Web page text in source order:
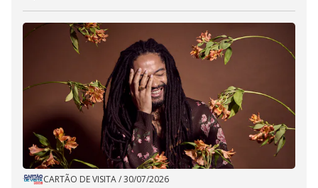
CARTÃO DE VISITA/30/07/2026